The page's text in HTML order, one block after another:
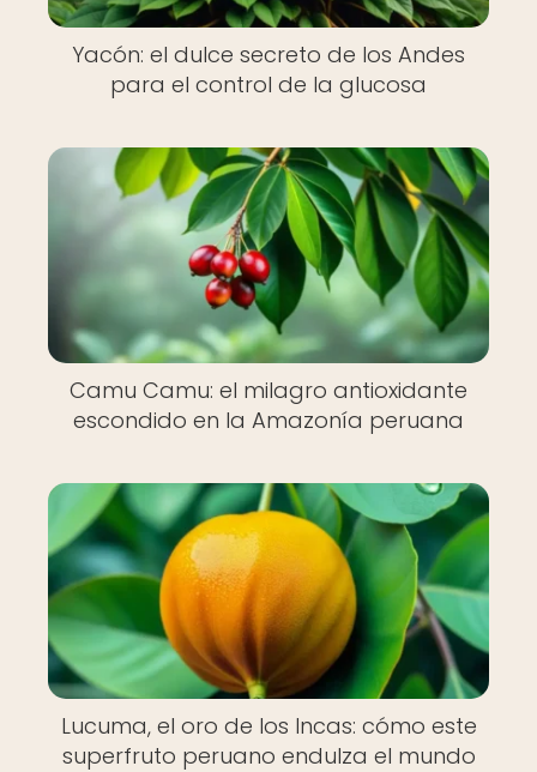
Yacón: el dulce secreto de los Andes
para el control de la glucosa
Camu Camu: el milagro antioxidante
escondido en la Amazonía peruana
Lucuma, el oro de los Incas: cómo este
superfruto peruano endulza el mundo